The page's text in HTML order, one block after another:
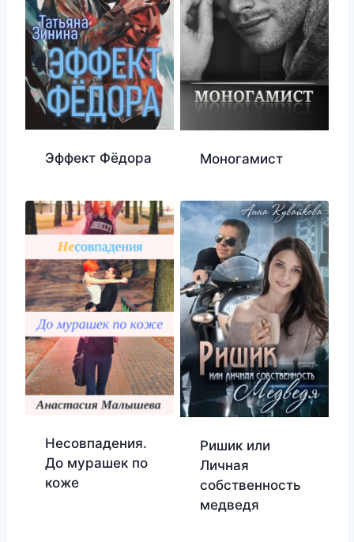
Эффект Фёдора Моногамист
Несовпадения.
До мурашек по
коже
Ришик или
Личная
собственность
медведя